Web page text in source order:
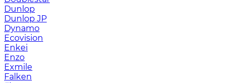
Dunlop
Dunlop JP
Dynamo
Ecovision
Enkei
Enzo
Exmile
Falken